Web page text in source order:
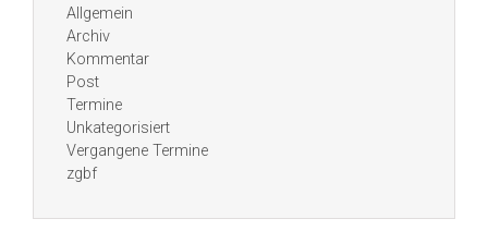
Allgemein
Archiv
Kommentar
Post
Termine
Unkategorisiert
Vergangene Termine
zgbf